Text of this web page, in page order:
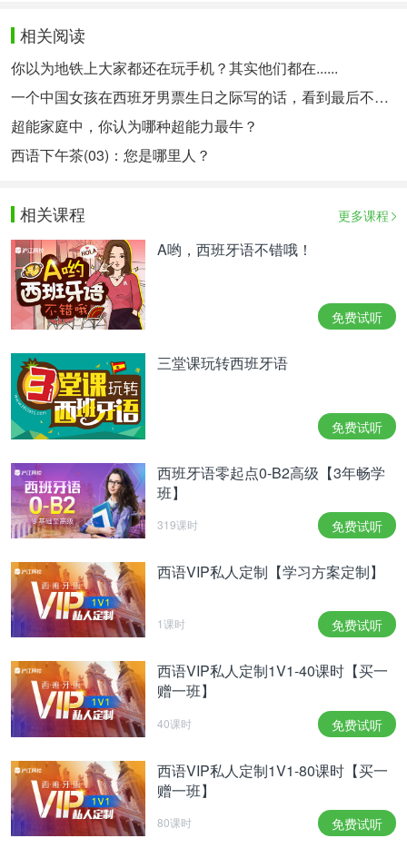
相关阅读
你以为地铁上大家都还在玩手机？其实他们都在......
一个中国女孩在西班牙男票生日之际写的话，看到最后不禁落泪
超能家庭中，你认为哪种超能力最牛？
西语下午茶(03)：您是哪里人？
相关课程 更多课程
A哟，西班牙语不错哦！
免费试听
三堂课玩转西班牙语
免费试听
西班牙语零起点0-B2高级【3年畅学
班】
319课时 免费试听
西语VIP私人定制【学习方案定制】
1课时 免费试听
西语VIP私人定制1V1-40课时【买一
赠一班】
40课时 免费试听
西语VIP私人定制1V1-80课时【买一
赠一班】
80课时 免费试听